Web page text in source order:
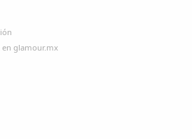
en glamour.mx